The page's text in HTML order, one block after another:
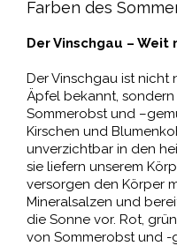
Farben des
Der Vinschgau –
Der Vinschgau ist nicht
Äpfel bekannt,
Sommerobst und
Kirschen und
unverzichtbar in den
sie liefern unserem
versorgen den Körper
Mineralsalzen und
die Sonne vor. Rot,
von Sommerobst und -